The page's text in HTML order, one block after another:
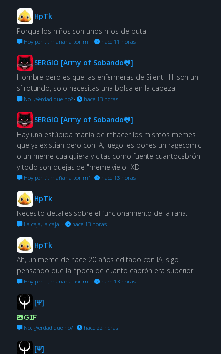
HpTk
Porque los niños son unos hijos de puta.
Hoy por ti, mañana por mí· hace 11 horas
SERGIO [Army of Sobando🐸]
Hombre pero es que las enfermeras de Silent Hill son un
sí rotundo, solo necesitas una bolsa en la cabeza
No. ¿Verdad que no?· hace 13 horas
SERGIO [Army of Sobando🐸]
Hay una estúpida manía de rehacer los mismos memes
que ya existian pero con IA, luego les pones un ragecomic
o un meme cualquiera y citas como fuente cuantocabrón
y todo son quejas de "meme viejo" XD
Hoy por ti, mañana por mí· hace 13 horas
HpTk
Necesito detalles sobre el funcionamiento de la rana.
La caja, la caja! · hace 13 horas
HpTk
Ah, un meme de hace 20 años editado con IA, sigo
pensando que la época de cuanto cabrón era superior.
Hoy por ti, mañana por mí· hace 13 horas
[Ψ]
GIF
No. ¿Verdad que no?· hace 22 horas
[Ψ]